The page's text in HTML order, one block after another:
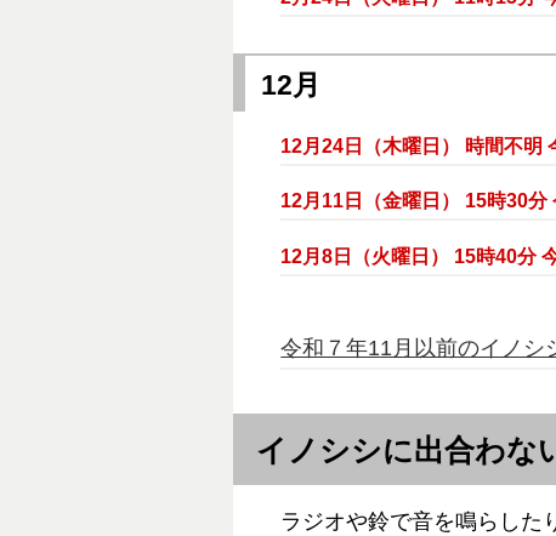
12月
12月24日（木曜日） 時間不明
12月11日（金曜日） 15時30分
12月8日（火曜日） 15時40分
令和７年11月以前のイノシ
イノシシに出合わな
ラジオや鈴で音を鳴らした